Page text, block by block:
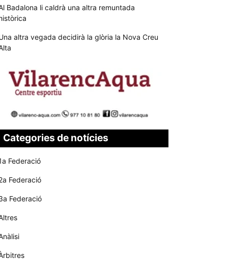
Badalona li caldrà una altra remuntada
altra vegada decidirà la glòria la Nova Creu
Categories de notícies
Federació
Federació
Federació